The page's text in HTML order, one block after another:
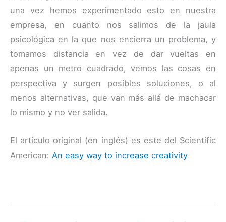
una vez hemos experimentado esto en nuestra
empresa, en cuanto nos salimos de la jaula
psicológica en la que nos encierra un problema, y
tomamos distancia en vez de dar vueltas en
apenas un metro cuadrado, vemos las cosas en
perspectiva y surgen posibles soluciones, o al
menos alternativas, que van más allá de machacar
lo mismo y no ver salida.
El artículo original (en inglés) es este del Scientific
American: An easy way to increase creativity